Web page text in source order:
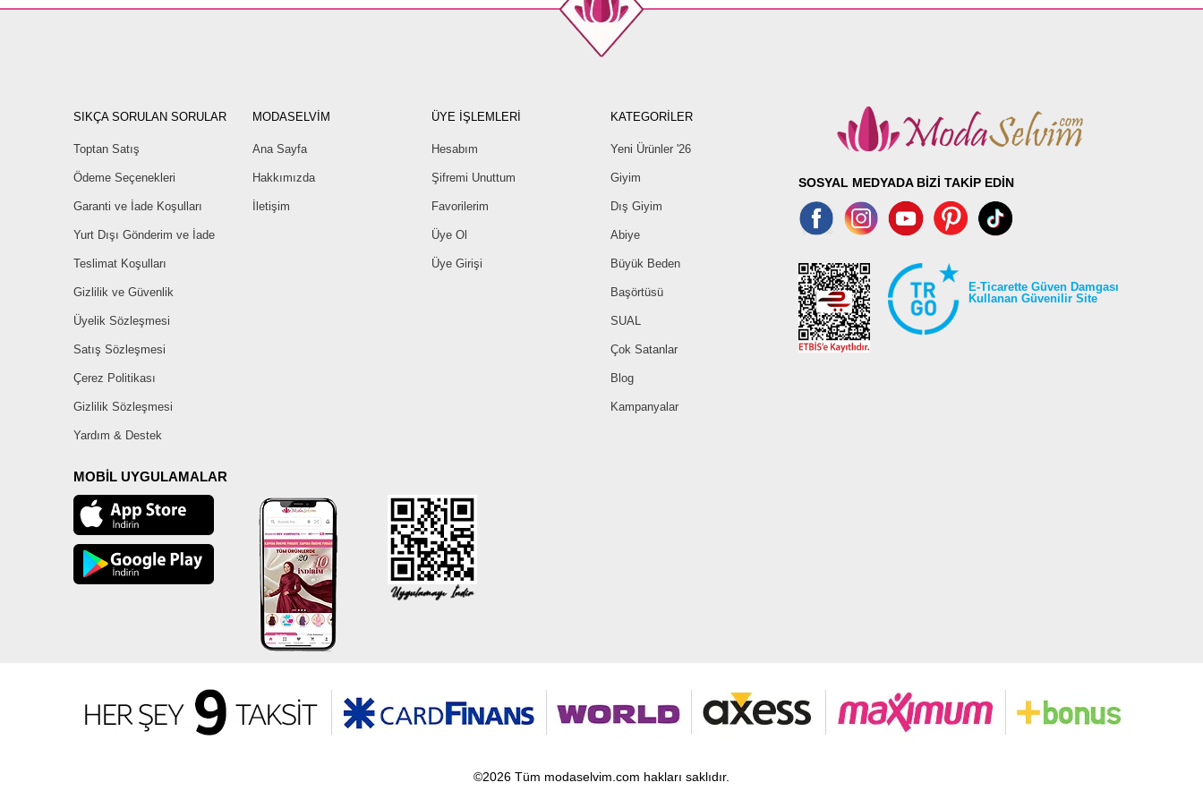
SIKÇA SORULAN SORULAR
Toptan Satış
Ödeme Seçenekleri
Garanti ve İade Koşulları
Yurt Dışı Gönderim ve İade
Teslimat Koşulları
Gizlilik ve Güvenlik
Üyelik Sözleşmesi
Satış Sözleşmesi
Çerez Politikası
Gizlilik Sözleşmesi
Yardım & Destek
MODASELVİM
Ana Sayfa
Hakkımızda
İletişim
ÜYE İŞLEMLERİ
Hesabım
Şifremi Unuttum
Favorilerim
Üye Ol
Üye Girişi
KATEGORİLER
Yeni Ürünler '26
Giyim
Dış Giyim
Abiye
Büyük Beden
Başörtüsü
SUAL
Çok Satanlar
Blog
Kampanyalar
MOBİL UYGULAMALAR
SOSYAL MEDYADA BİZİ TAKİP EDİN
E-Ticarette Güven Damgası
Kullanan Güvenilir Site
©2026 Tüm modaselvim.com hakları saklıdır.